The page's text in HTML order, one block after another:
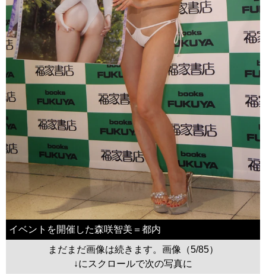
イベントを開催した森咲智美＝都内
まだまだ画像は続きます。画像（5/85）
↓にスクロールで次の写真に